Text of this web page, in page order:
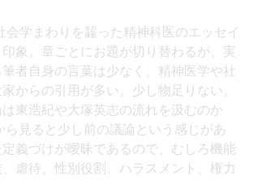
会学まわりを齧った精神科医のエッセイ
象。章ごとにお題が切り替わるが、実
者自身の言葉は少なく、精神医学や社
からの引用が多い。少し物足りない。
は東浩紀や大塚英志の流れを汲むのか
ら見ると少し前の議論という感じがあ
定義づけが曖昧であるので、むしろ機能
虐待、性別役割、ハラスメント、権力